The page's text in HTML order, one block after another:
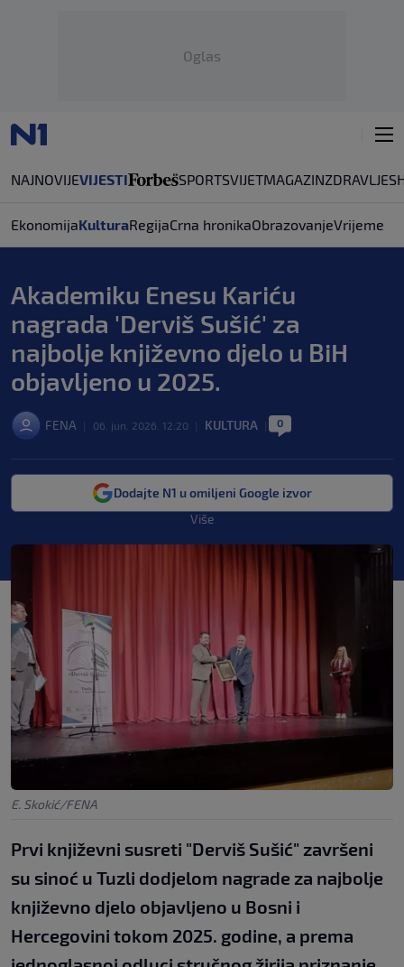
Oglas
NAJNOVIJEVIJESTI SPORTSVIJETMAGAZINZDRAVLJE
EkonomijaKulturaRegijaCrna hronikaObrazovanjeVrijeme
Akademiku Enesu Kariću
nagrada 'Derviš Sušić' za
najbolje književno djelo u BiH
objavljeno u 2025.
FENA 06. jun. 2026. 12:20 KULTURA 0
Dodajte N1 u omiljeni Google izvor
Više
E. Skokić/FENA
Prvi književni susreti "Derviš Sušić" završeni
su sinoć u Tuzli dodjelom nagrade za najbolje
književno djelo objavljeno u Bosni i
Hercegovini tokom 2025. godine, a prema